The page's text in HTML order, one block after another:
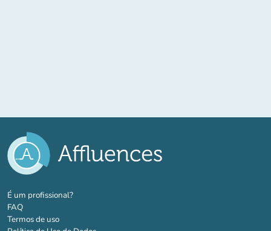
É um profissional?(novo separador)
FAQ
Termos de uso